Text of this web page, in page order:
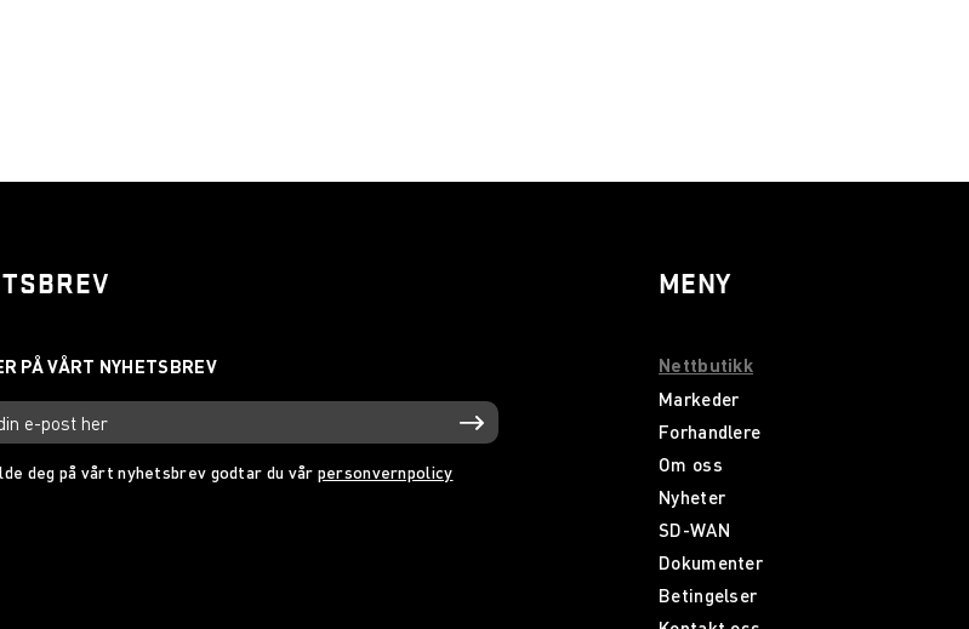
deg på vårt nyhetsbrev godtar du vår personvernpolicy
MENY
Nettbutikk
Markeder
Forhandlere
Om oss
Nyheter
SD-WAN
Dokumenter
Betingelser